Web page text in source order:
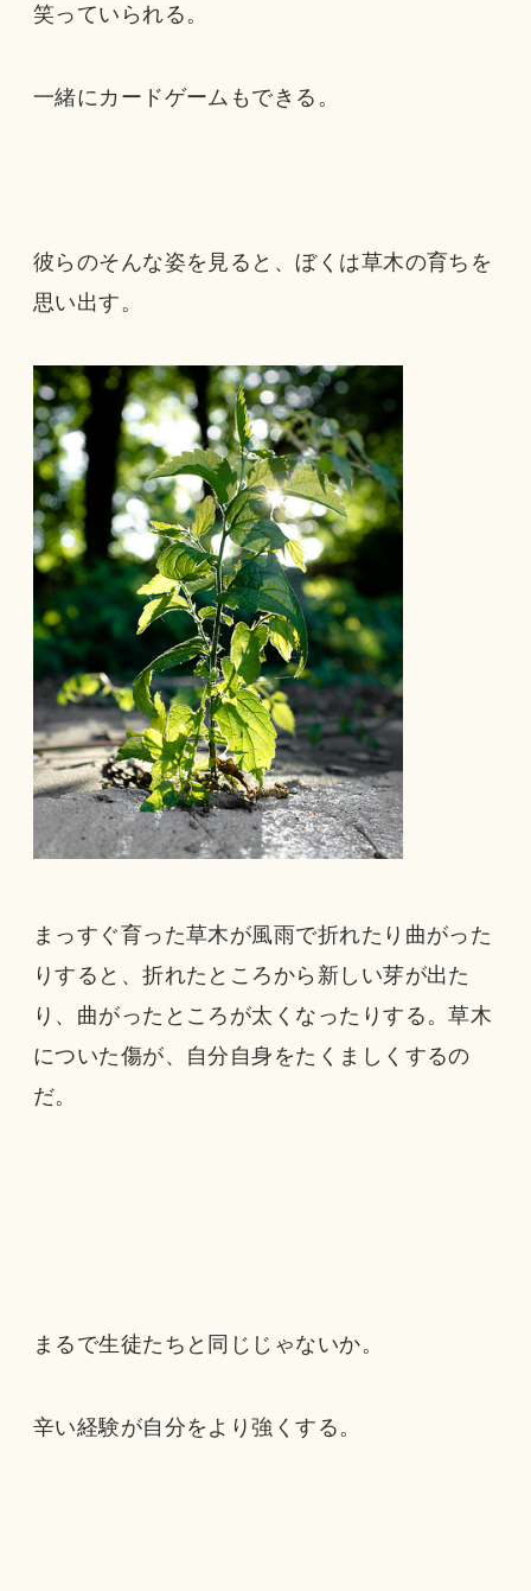
笑っていられる。
一緒にカードゲームもできる。
彼らのそんな姿を見ると、ぼくは草木の育ちを
思い出す。
まっすぐ育った草木が風雨で折れたり曲がった
りすると、折れたところから新しい芽が出た
り、曲がったところが太くなったりする。草木
についた傷が、自分自身をたくましくするの
だ。
まるで生徒たちと同じじゃないか。
辛い経験が自分をより強くする。